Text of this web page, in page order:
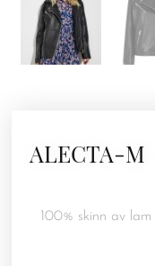
ALECTA-M
100% skinn av lam